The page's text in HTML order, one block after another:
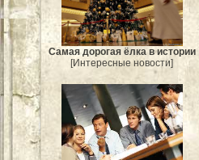
Самая дорогая ёлка в истории
[Интересные новости]